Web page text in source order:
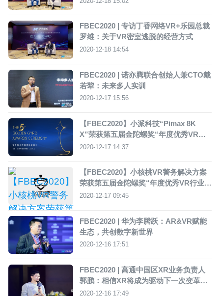
FBEC2020 | 专访丁香网络VR+乐园总裁
罗维：关于VR密室逃脱的经营方式
2020-12-18 14:54
FBEC2020 | 诺亦腾联合创始人兼CTO戴
若犂：未来多人实训
2020-12-17 15:56
【FBEC2020】小派科技“Pimax 8K
X”荣获第五届金陀螺奖“年度优秀VR硬
件奖”
2020-12-17 14:37
【FBEC2020】小核桃VR警务解决方案
荣获第五届金陀螺奖“年度优秀VR行业应
用奖”
2020-12-17 09:45
FBEC2020 | 华为李腾跃：AR&VR赋能
生态，共创数字新世界
2020-12-16 17:51
FBEC2020 | 高通中国区XR业务负责人
郭鹏：相信XR将成为驱动下一次变革重
要的平台
2020-12-16 17:49